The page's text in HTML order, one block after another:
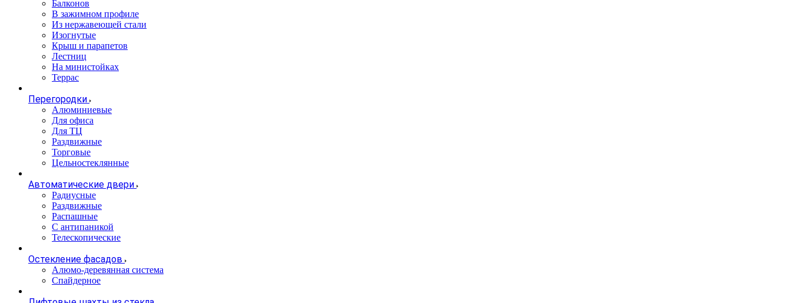
Балконов
В зажимном профиле
Из нержавеющей стали
Изогнутые
Крыш и парапетов
Лестниц
На министойках
Террас
Перегородки
Алюминиевые
Для офиса
Для ТЦ
Раздвижные
Торговые
Цельностеклянные
Автоматические двери
Радиусные
Раздвижные
Распашные
С антипаникой
Телескопические
Остекление фасадов
Алюмо-деревянная система
Спайдерное